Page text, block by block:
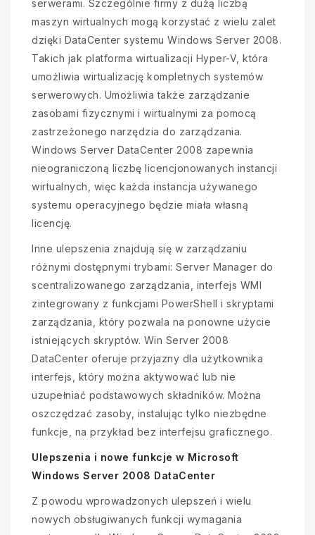
serwerami. Szczególnie firmy z dużą liczbą
maszyn wirtualnych mogą korzystać z wielu zalet
dzięki DataCenter systemu Windows Server 2008.
Takich jak platforma wirtualizacji Hyper-V, która
umożliwia wirtualizację kompletnych systemów
serwerowych. Umożliwia także zarządzanie
zasobami fizycznymi i wirtualnymi za pomocą
zastrzeżonego narzędzia do zarządzania.
Windows Server DataCenter 2008 zapewnia
nieograniczoną liczbę licencjonowanych instancji
wirtualnych, więc każda instancja używanego
systemu operacyjnego będzie miała własną
licencję.
Inne ulepszenia znajdują się w zarządzaniu
różnymi dostępnymi trybami: Server Manager do
scentralizowanego zarządzania, interfejs WMI
zintegrowany z funkcjami PowerShell i skryptami
zarządzania, który pozwala na ponowne użycie
istniejących skryptów. Win Server 2008
DataCenter oferuje przyjazny dla użytkownika
interfejs, który można aktywować lub nie
uzupełniać podstawowych składników. Można
oszczędzać zasoby, instalując tylko niezbędne
funkcje, na przykład bez interfejsu graficznego.
Ulepszenia i nowe funkcje w Microsoft
Windows Server 2008 DataCenter
Z powodu wprowadzonych ulepszeń i wielu
nowych obsługiwanych funkcji wymagania